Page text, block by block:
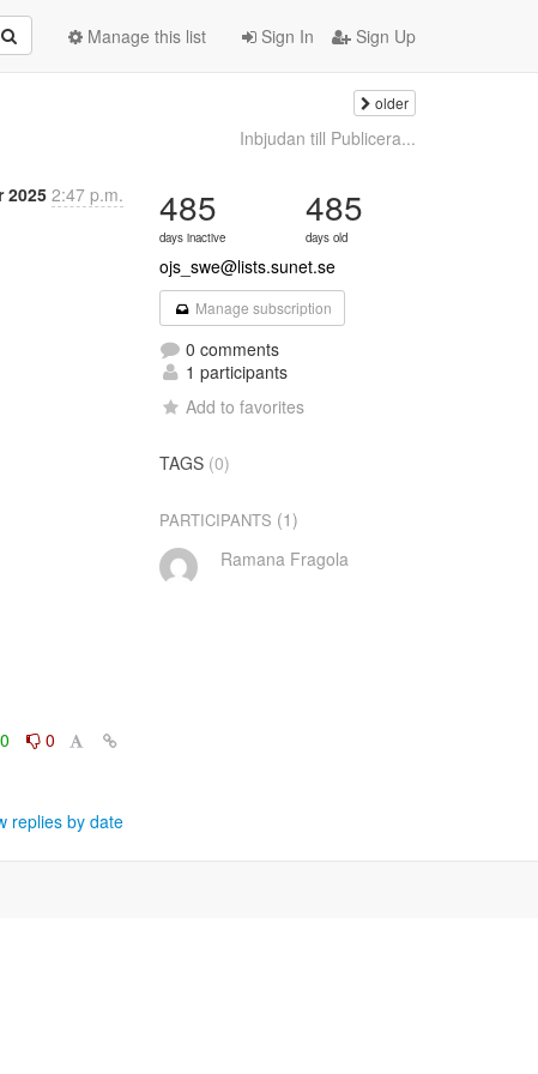
Sign In Sign Up
Manage this list
older
Inbjudan till Publicera...
20252:47 p.m.
0
0
replies by date
485
days inactive
485
days old
ojs_swe@lists.sunet.se
Manage subscription
0 comments
1 participants
Add to favorites
TAGS (0)
PARTICIPANTS (1)
Ramana Fragola